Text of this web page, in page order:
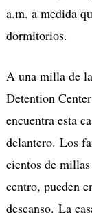
a.m. a medida
dormitorios.
A una milla de
Detention
encuentra esta
delantero. Los
cientos de
centro, pueden
descanso. La